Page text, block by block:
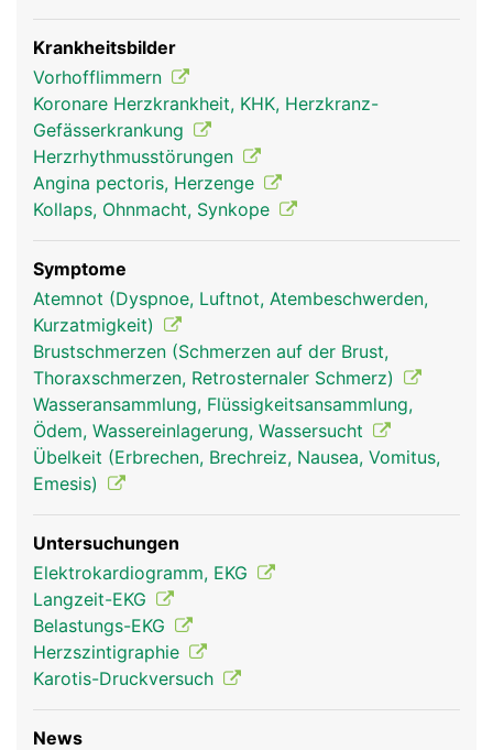
Krankheitsbilder
Vorhofflimmern
Koronare Herzkrankheit, KHK, Herzkranz-
Gefässerkrankung
Herzrhythmusstörungen
Angina pectoris, Herzenge
Kollaps, Ohnmacht, Synkope
Symptome
Atemnot (Dyspnoe, Luftnot, Atembeschwerden,
Kurzatmigkeit)
Brustschmerzen (Schmerzen auf der Brust,
Thoraxschmerzen, Retrosternaler Schmerz)
Wasseransammlung, Flüssigkeitsansammlung,
Ödem, Wassereinlagerung, Wassersucht
Übelkeit (Erbrechen, Brechreiz, Nausea, Vomitus,
Emesis)
Untersuchungen
Elektrokardiogramm, EKG
Langzeit-EKG
Belastungs-EKG
Herzszintigraphie
Karotis-Druckversuch
News